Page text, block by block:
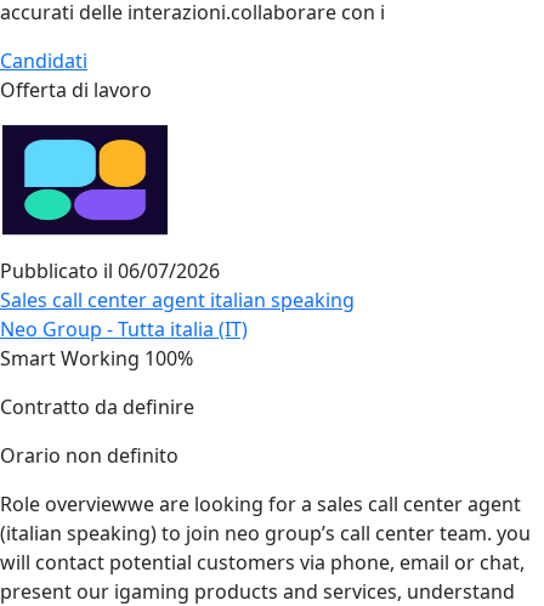
accurati delle interazioni.collaborare con i
Candidati
Offerta di lavoro
Pubblicato il 06/07/2026
Sales call center agent italian speaking
Neo Group - Tutta italia (IT)
Smart Working 100%
Contratto da definire
Orario non definito
Role overviewwe are looking for a sales call center agent
(italian speaking) to join neo group’s call center team. you
will contact potential customers via phone, email or chat,
present our igaming products and services, understand